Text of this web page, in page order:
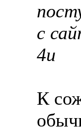
с
4u
К